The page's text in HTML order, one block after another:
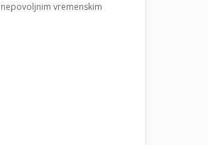
vremenskim